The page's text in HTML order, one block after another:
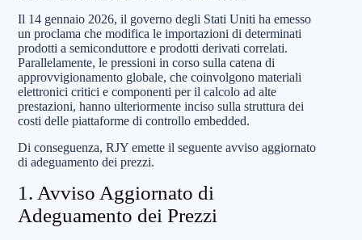
Il 14 gennaio 2026, il governo degli Stati Uniti ha emesso
un proclama che modifica le importazioni di determinati
prodotti a semiconduttore e prodotti derivati correlati.
Parallelamente, le pressioni in corso sulla catena di
approvvigionamento globale, che coinvolgono materiali
elettronici critici e componenti per il calcolo ad alte
prestazioni, hanno ulteriormente inciso sulla struttura dei
costi delle piattaforme di controllo embedded.
Di conseguenza, RJY emette il seguente avviso aggiornato
di adeguamento dei prezzi.
1. Avviso Aggiornato di
Adeguamento dei Prezzi